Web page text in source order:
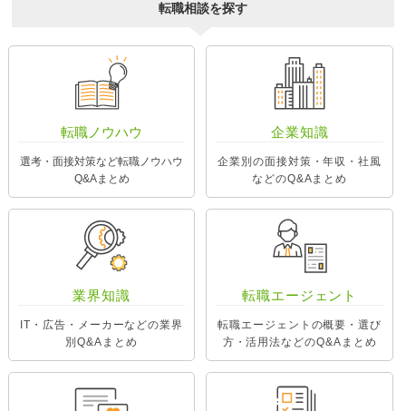
転職相談を探す
転職ノウハウ
選考・面接対策など転職ノウハウ
Q&Aまとめ
企業知識
企業別の面接対策・年収・社風
などのQ&Aまとめ
業界知識
IT・広告・メーカーなどの業界
別Q&Aまとめ
転職エージェント
転職エージェントの概要・選び
方・活用法などのQ&Aまとめ